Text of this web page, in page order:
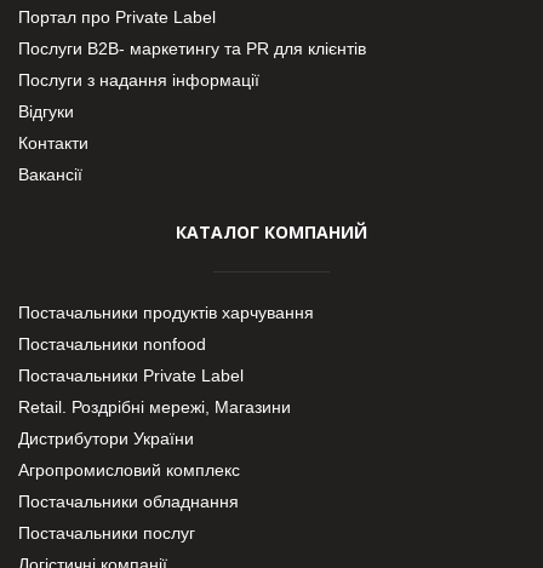
Портал про Private Label
Послуги В2В- маркетингу та PR для клієнтів
Послуги з надання інформації
Відгуки
Контакти
Вакансії
КАТАЛОГ КОМПАНИЙ
Постачальники продуктів харчування
Постачальники nonfood
Постачальники Private Label
Retail. Роздрібні мережі, Магазини
Дистрибутори України
Агропромисловий комплекс
Постачальники обладнання
Постачальники послуг
Логістичні компанії